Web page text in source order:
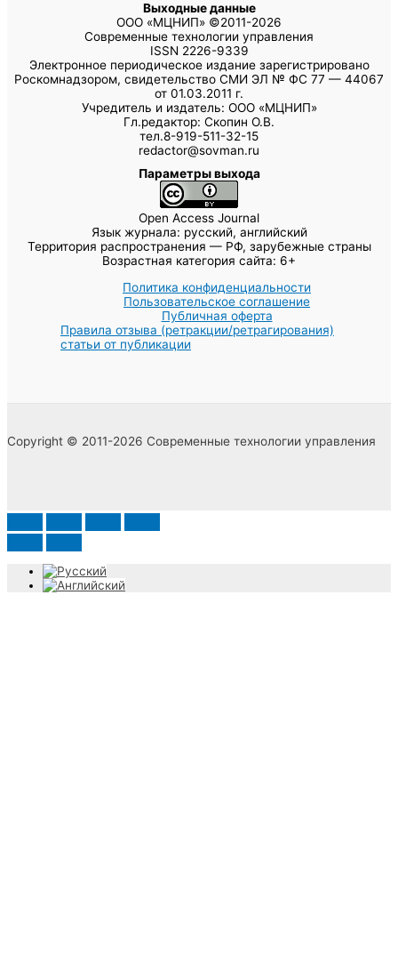
Выходные данные
ООО «МЦНИП» ©2011-2026
Современные технологии управления
ISSN 2226-9339
Электронное периодическое издание зарегистрировано
Роскомнадзором, свидетельство СМИ ЭЛ № ФС 77 — 44067
от 01.03.2011 г.
Учредитель и издатель: ООО «МЦНИП»
Гл.редактор: Скопин О.В.
тел.8-919-511-32-15
redactor@sovman.ru
Параметры выхода
Open Access Journal
Язык журнала: русский, английский
Территория распространения — РФ, зарубежные страны
Возрастная категория сайта: 6+
Политика конфиденциальности
Пользовательское соглашение
Публичная оферта
Правила отзыва (ретракции/ретрагирования)
статьи от публикации
Copyright © 2011-2026 Современные технологии управления